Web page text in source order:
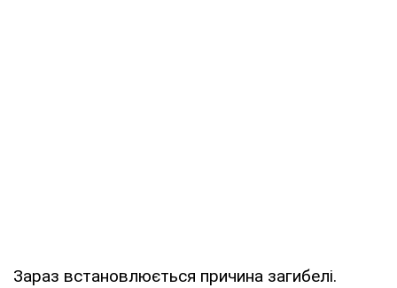
Зараз встановлюється причина загибелі.